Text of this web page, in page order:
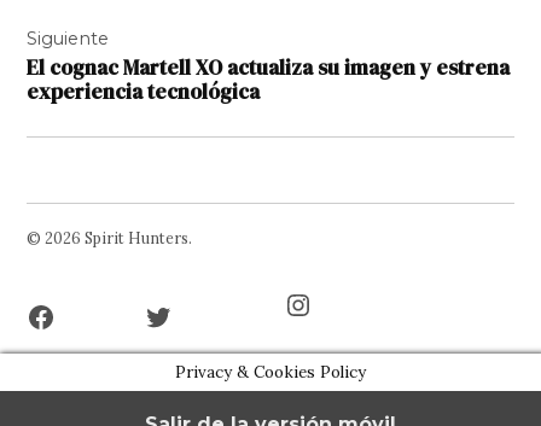
Siguiente
El cognac Martell XO actualiza su imagen y estrena
experiencia tecnológica
© 2026 Spirit Hunters.
Privacy & Cookies Policy